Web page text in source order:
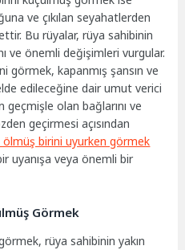
ve çıkılan seyahatlerden
Bu rüyalar, rüya sahibinin
ve önemli değişimleri vurgular.
görmek, kapanmış şansın ve
edileceğine dair umut verici
olan bağlarını ve
geçirmesi açısından
ölmüş birini uyurken görmek
uyanışa veya önemli bir
Görmek
rüya sahibinin yakın